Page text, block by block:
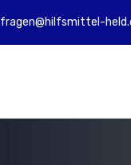
fragen@hilfsmittel-